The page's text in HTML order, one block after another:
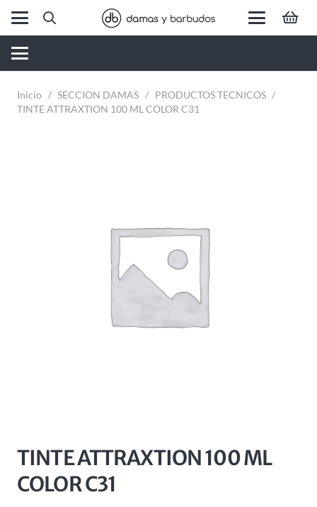
Inicio / SECCION DAMAS / PRODUCTOS TECNICOS /
TINTE ATTRAXTION 100 ML COLOR C31
TINTE ATTRAXTION 100 ML
COLOR C31